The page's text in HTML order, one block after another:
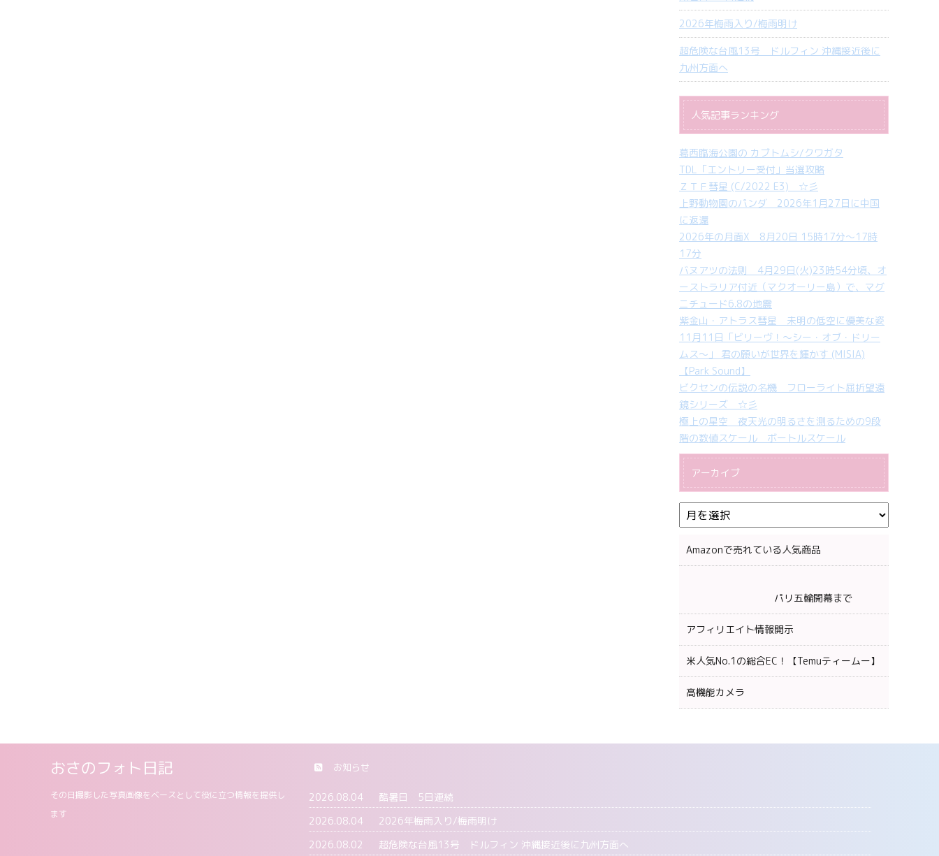
2026年梅雨入り/梅雨明け
超危険な台風13号 ドルフィン 沖縄接近後に
九州方面へ
人気記事ランキング
葛西臨海公園の カブトムシ/クワガタ
TDL「エントリー受付」当選攻略
ＺＴＦ彗星 (C/2022 E3) ☆彡
上野動物園のパンダ 2026年1月27日に中国
に返還
2026年の月面X 8月20日 15時17分～17時
17分
バヌアツの法則 4月29日(火)23時54分頃、オ
ーストラリア付近（マクオーリー島）で、マグ
ニチュード6.8の地震
紫金山・アトラス彗星 未明の低空に優美な姿
11月11日「ビリーヴ！～シー・オブ・ドリー
ムス～」 君の願いが世界を輝かす (MISIA)
【Park Sound】
ビクセンの伝説の名機 フローライト屈折望遠
鏡シリーズ ☆彡
極上の星空 夜天光の明るさを測るための9段
階の数値スケール ボートルスケール
アーカイブ
Amazonで売れている人気商品
パリ五輪開幕まで
アフィリエイト情報開示
米人気No.1の総合EC！【Temuティームー】
高機能カメラ
お知らせ
2026.08.04
酷暑日 5日連続
2026.08.04
2026年梅雨入り/梅雨明け
2026.08.02
超危険な台風13号 ドルフィン 沖縄接近後に九州方面へ
おさのフォト日記
その日撮影した写真画像をベースとして役に立つ情報を提供し
ます